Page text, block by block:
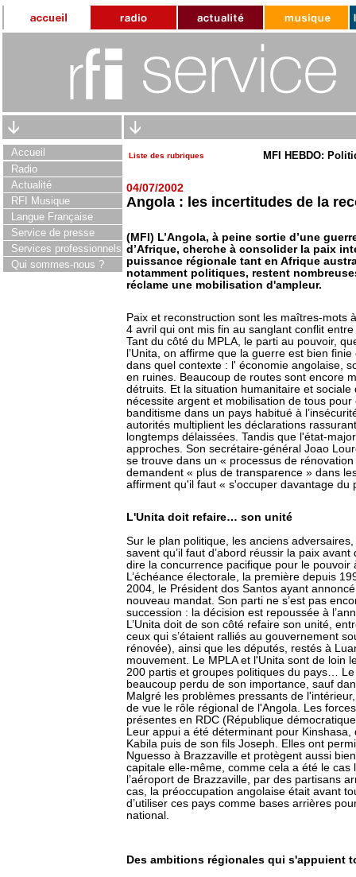
Accueil
Radio
Actualité
RFI Musique
Langue Française
Service de presse
Services professionnels
Qui sommes-nous ?
Liste des rubriques MFI HEBDO:
04/07/2002
Angola : les incertitudes de la
(MFI) L’Angola, à peine sortie d’une
d’Afrique, cherche à consolider la paix
puissance régionale tant en Afrique
notamment politiques, restent
réclame une mobilisation d'ampleur.
Paix et reconstruction sont les maîtres-mots
4 avril qui ont mis fin au sanglant conflit
Tant du côté du MPLA, le parti au pouvoir,
l’Unita, on affirme que la guerre est bien
dans quel contexte : l' économie angolaise,
en ruines. Beaucoup de routes sont encore
détruits. Et la situation humanitaire et
nécessite argent et mobilisation de tous
banditisme dans un pays habitué à
autorités multiplient les déclarations
longtemps délaissées. Tandis que l'état-
approches. Son secrétaire-général Joao
se trouve dans un « processus de
demandent « plus de transparence » dans
affirment qu'il faut « s'occuper davantage du
L'Unita doit refaire… son unité
Sur le plan politique, les anciens
savent qu’il faut d’abord réussir la paix
dire la concurrence pacifique pour le
L’échéance électorale, la première depuis
2004, le Président dos Santos ayant
nouveau mandat. Son parti ne s’est pas
succession : la décision est repoussée à
L’Unita doit de son côté refaire son unité,
ceux qui s’étaient ralliés au gouvernement
rénovée), ainsi que les députés, restés à
mouvement. Le MPLA et l'Unita sont de loin
200 partis et groupes politiques du pays…
beaucoup perdu de son importance, sauf
Malgré les problèmes pressants de
de vue le rôle régional de l'Angola. Les
présentes en RDC (République
Leur appui a été déterminant pour
Kabila puis de son fils Joseph. Elles ont
Nguesso à Brazzaville et protègent aussi
capitale elle-même, comme cela a été le
l’aéroport de Brazzaville, par des partisans
cas, la préoccupation angolaise était avant
d’utiliser ces pays comme bases arrières
national.
Des ambitions régionales qui s'appuient